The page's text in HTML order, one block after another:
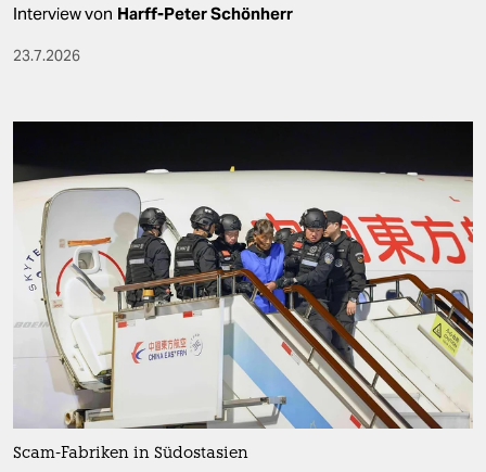
Interview von Harff-Peter Schönherr
23.7.2026
Scam-Fabriken in Südostasien